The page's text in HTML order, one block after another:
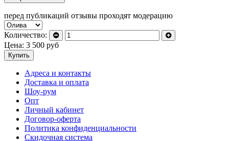
перед публикаций отзывы проходят модерацию
Количество:
Цена: 3 500 руб
Купить
Адреса и контакты
Доставка и оплата
Шоу-рум
Опт
Личный кабинет
Договор-оферта
Политика конфиденциальности
Скидочная система